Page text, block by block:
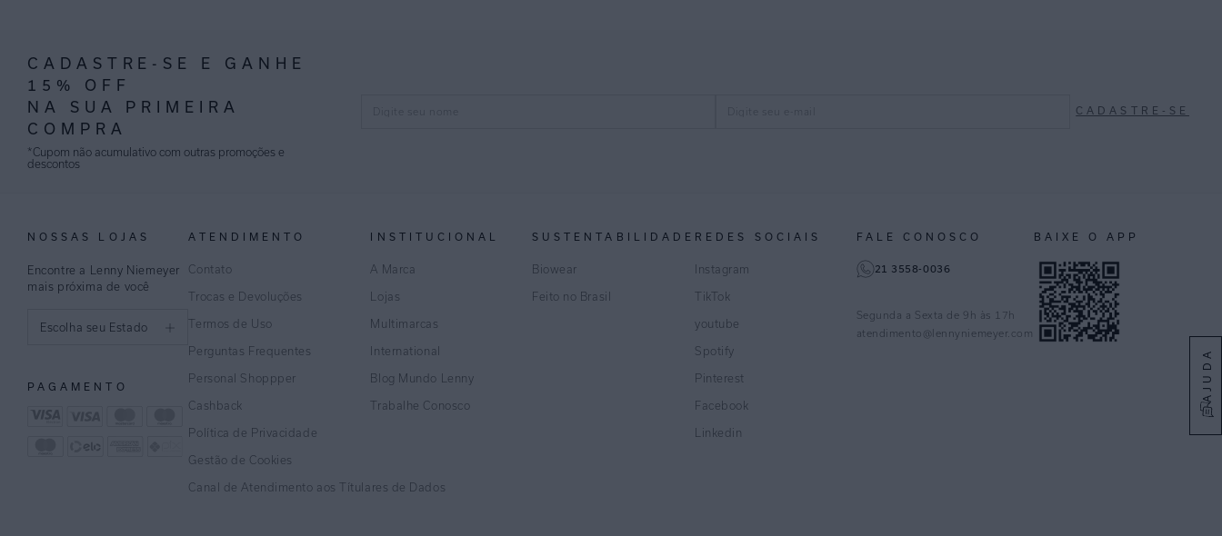
AJUDA
CADASTRE-SE E GANHE
15% OFF
NA SUA PRIMEIRA
COMPRA
*Cupom não acumulativo com outras promoções e
descontos
CADASTRE-SE
NOSSAS LOJAS
Encontre a Lenny Niemeyer
mais próxima de você
Escolha seu Estado
PAGAMENTO
ATENDIMENTO
Contato
Trocas e Devoluções
Termos de Uso
Perguntas Frequentes
Personal Shoppper
Cashback
Política de Privacidade
Gestão de Cookies
Canal de Atendimento aos Títulares de Dados
INSTITUCIONAL
A Marca
Lojas
Multimarcas
International
Blog Mundo Lenny
Trabalhe Conosco
SUSTENTABILIDADE
Biowear
Feito no Brasil
REDES SOCIAIS
Instagram
TikTok
youtube
Spotify
Pinterest
Facebook
Linkedin
FALE CONOSCO
21 3558-0036
Segunda a Sexta de 9h às 17h
atendimento@lennyniemeyer.com
BAIXE O APP